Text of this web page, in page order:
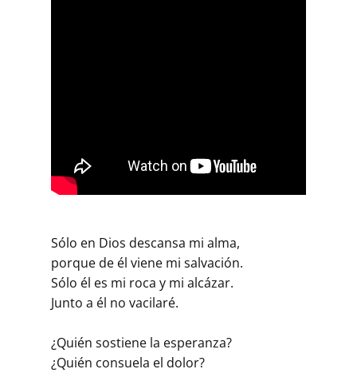
Sólo en Dios descansa mi alma,
porque de él viene mi salvación.
Sólo él es mi roca y mi alcázar.
Junto a él no vacilaré.
¿Quién sostiene la esperanza?
¿Quién consuela el dolor?